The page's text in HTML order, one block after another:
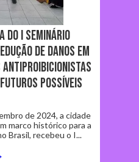
do I Seminário
de Danos em
antiproibicionistas
possíveis
de 2024, a cidade
marco histórico para a
Brasil, recebeu o I...